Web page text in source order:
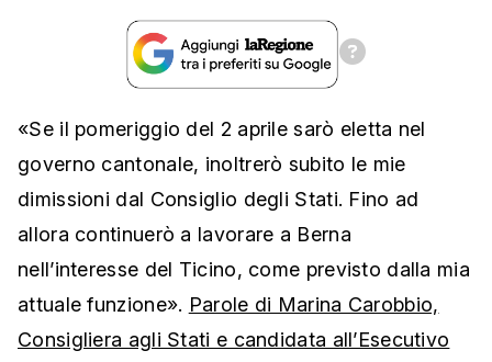
«Se il pomeriggio del 2 aprile sarò eletta nel
governo cantonale, inoltrerò subito le mie
dimissioni dal Consiglio degli Stati. Fino ad
allora continuerò a lavorare a Berna
nell’interesse del Ticino, come previsto dalla mia
attuale funzione». Parole di Marina Carobbio,
Consigliera agli Stati e candidata all’Esecutivo